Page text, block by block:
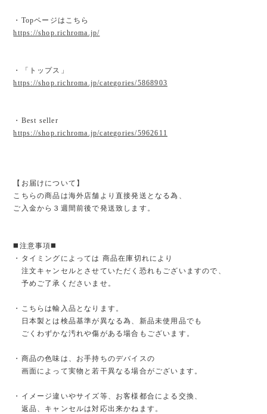
・Topページはこちら
https://shop.richroma.jp/
・「トップス」
https://shop.richroma.jp/categories/5868903
・Best seller
https://shop.richroma.jp/categories/5962611
【お届けについて】
こちらの商品は海外店舗より直接発送となる為、
ご入金から３週間前後で発送致します。
◼️注意事項◼️
・タイミングによっては 商品在庫切れにより
注文キャンセルとさせていただく恐れもございますので、
予めご了承くださいませ。
・こちらは輸入品となります。
日本製とは検品基準が異なる為、新品未使用品でも
ごくわずかな汚れや傷がある場合もございます。
・商品の色味は、お手持ちのデバイスの
画面によって実物と若干異なる場合がございます。
・イメージ違いやサイズ等、お客様都合による交換、
返品、キャンセルは対応出来かねます。